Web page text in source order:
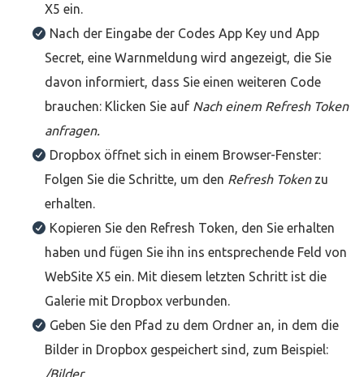
X5 ein.
Nach der Eingabe der Codes App Key und App
Secret, eine Warnmeldung wird angezeigt, die Sie
davon informiert, dass Sie einen weiteren Code
brauchen: Klicken Sie auf Nach einem Refresh Token
anfragen.
Dropbox öffnet sich in einem Browser-Fenster:
Folgen Sie die Schritte, um den Refresh Tokenzu
erhalten.
Kopieren Sie den Refresh Token, den Sie erhalten
haben und fügen Sie ihn ins entsprechende Feld von
WebSite X5 ein. Mit diesem letzten Schritt ist die
Galerie mit Dropbox verbunden.
Geben Sie den Pfad zu dem Ordner an, in dem die
Bilder in Dropbox gespeichert sind, zum Beispiel:
/Bilder